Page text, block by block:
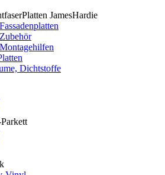
JamesHardie
Fassadenplatten
Zubehör
Montagehilfen
Dichtstoffe